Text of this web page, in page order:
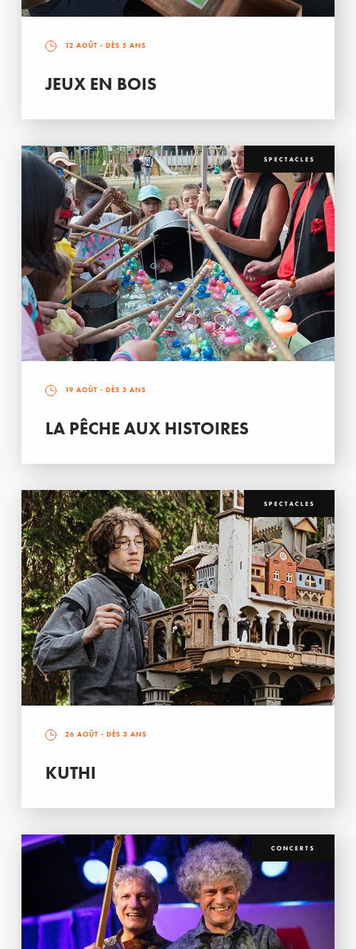
12 AOÛT - DÈS 5 ANS
JEUX EN BOIS
SPECTACLES
19 AOÛT - DÈS 3 ANS
LA PÊCHE AUX HISTOIRES
SPECTACLES
26 AOÛT - DÈS 3 ANS
KUTHI
CONCERTS